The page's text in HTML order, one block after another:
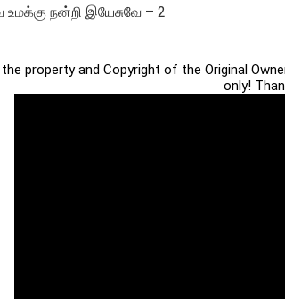
உமக்கு நன்றி இயேசுவே – 2
property and Copyright of the Original
only!